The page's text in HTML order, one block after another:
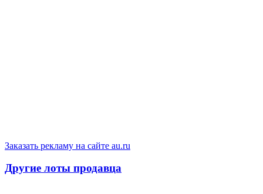
Заказать рекламу на сайте au.ru
Другие лоты продавца